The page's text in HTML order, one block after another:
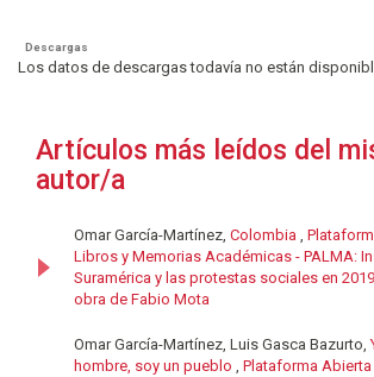
Descargas
Los datos de descargas todavía no están
Artículos más leídos del
autor/a
Omar García-Martínez, Colombia ,
Libros y Memorias Académicas - PALMA:
Suramérica y las protestas sociales en
obra de Fabio Mota
Omar García-Martínez, Luis Gasca Bazurto,
hombre, soy un pueblo , Plataforma